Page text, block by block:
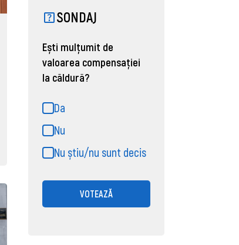
SONDAJ
Ești mulțumit de
valoarea compensației
la căldură?
Da
Nu
Nu știu/nu sunt decis
VOTEAZĂ